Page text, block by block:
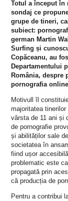
Totul a început în
sondaj ce
grupe de tineri,
subiect:
german Martin
Surfing și
Copăceanu, au
Departamentului
România,
pornografia
Motivull îl
majoritatea
vârsta de 11 ani și
de pornografie
și abilităților sale
societatea în
fiind ușor
problematic este
propagatăprin
că producția de
Pentru a contribui